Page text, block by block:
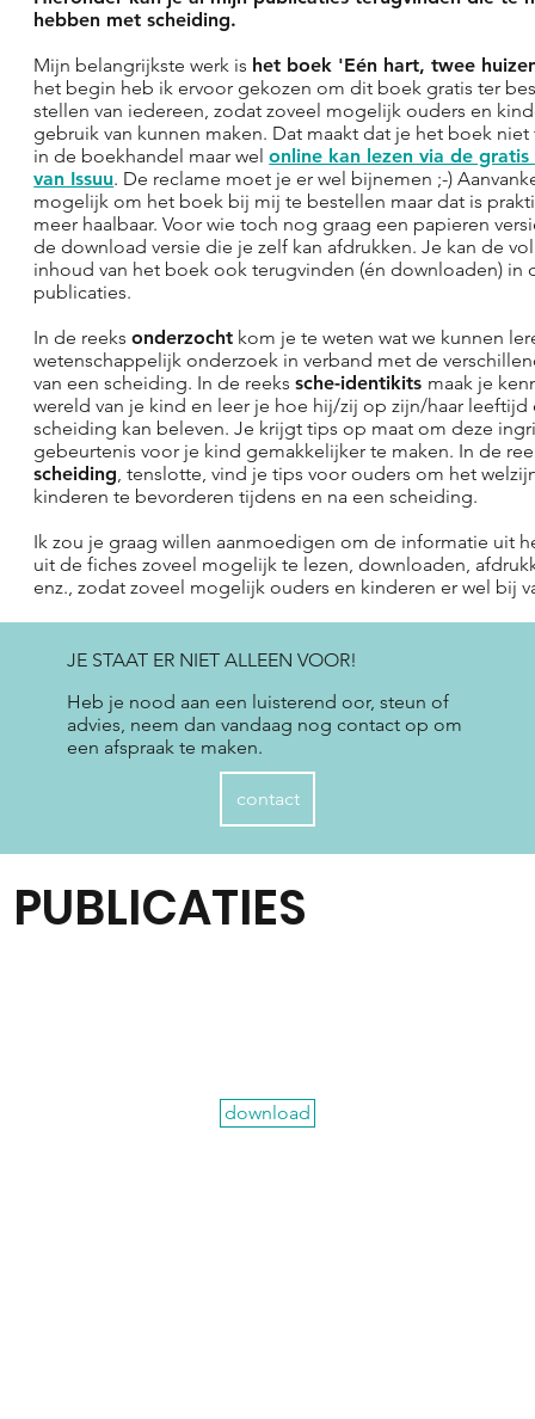
hebben met scheiding.
Mijn belangrijkste werk is het boek 'Eén hart, twee
het begin heb ik ervoor gekozen om dit boek gratis ter
stellen van iedereen, zodat zoveel mogelijk ouders en
gebruik van kunnen maken. Dat maakt dat je het boek
in de boekhandel maar welonline kan lezen via de gratis
van Issuu. De reclame moet je er wel bijnemen ;-)
mogelijk om het boek bij mij te bestellen maar dat is
meer haalbaar. Voor wie toch nog graag een papieren
de download versie die je zelf kan afdrukken. Je kan de
inhoud van het boek ook terugvinden (én downloaden) in
publicaties.
In de reeksonderzocht kom je te weten wat we kunnen
wetenschappelijk onderzoek in verband met de
van een scheiding. In de reekssche-identikits maak je
wereld van je kind en leer je hoe hij/zij op zijn/haar leeftijd
scheiding kan beleven. Je krijgt tips op maat om deze
gebeurtenis voor je kind gemakkelijker te maken. In de
scheiding , tenslotte, vind je tips voor ouders om het
kinderen te bevorderen tijdens en na een scheiding.
Ik zou je graag willen aanmoedigen om de informatie uit
uit de fiches zoveel mogelijk te lezen, downloaden,
enz., zodat zoveel mogelijk ouders en kinderen er wel bij
download
JE STAAT ER NIET ALLEEN VOOR!
Heb je nood aan een luisterend oor, steun of
advies, neem dan vandaag nog contact op om
een afspraak te maken.
contact
PUBLICATIES